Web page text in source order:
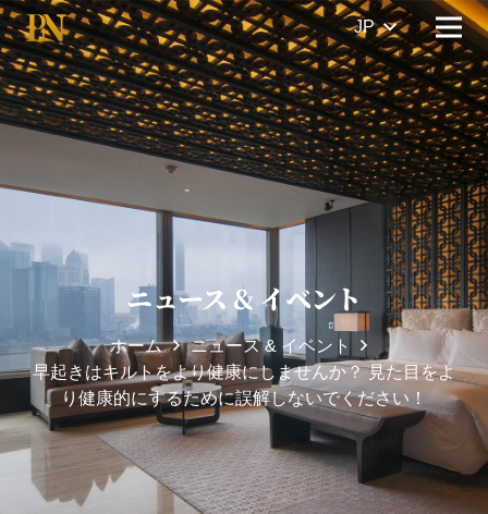
JP
ニュース & イベント
ホーム
ニュース & イベント
早起きはキルトをより健康にしませんか？ 見た目をよ
り健康的にするために誤解しないでください！